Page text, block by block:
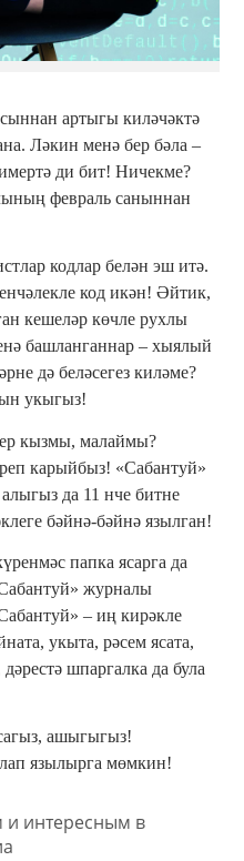
артыгы киләчәктә
Ләкин менә бер бәла –
ди бит! Ничекме?
февраль саныннан
кодлар белән эш итә.
код икән! Әйтик,
кешеләр көчле рухлы
башланганнар – хыялый
дә беләсегез киләме?
укыгыз!
кызмы, малаймы?
карыйбыз! «Сабантуй»
да 11 нче битне
бәйнә-бәйнә язылган!
папка ясарга да
журналы
– иң кирәкле
укыта, рәсем ясата,
шпаргалка да була
ашыгыгыз!
язылырга мөмкин!
интересным в